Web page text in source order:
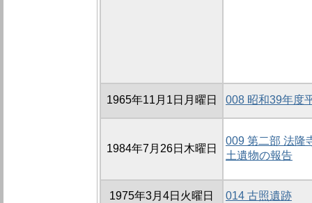
1965年11月1日月曜日 008 昭和39年度
1984年7月26日木曜日
009 第二部 法隆
土遺物の報告
1975年3月4日火曜日 014 古照遺跡